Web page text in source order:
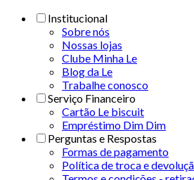
Institucional
Sobre nós
Nossas lojas
Clube Minha Le
Blog da Le
Trabalhe conosco
Serviço Financeiro
Cartão Le biscuit
Empréstimo Dim Dim
Perguntas e Respostas
Formas de pagamento
Política de troca e